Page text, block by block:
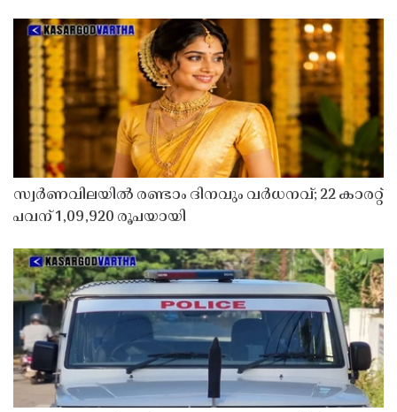
സ്വർണവിലയിൽ രണ്ടാം ദിനവും വർധനവ്; 22 കാരറ്റ്
പവന് 1,09,920 രൂപയായി